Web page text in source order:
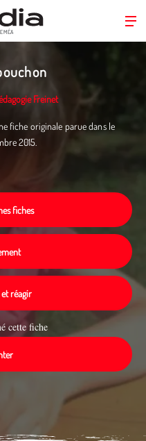
Freinet
fiche originale parue dans le
2015.
fiches
réagir
cette fiche